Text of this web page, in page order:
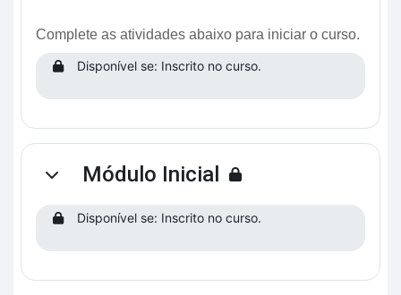
Complete as atividades abaixo para iniciar o curso.
Disponível se: Inscrito no curso.
ContrairMódulo Inicial
Disponível se: Inscrito no curso.